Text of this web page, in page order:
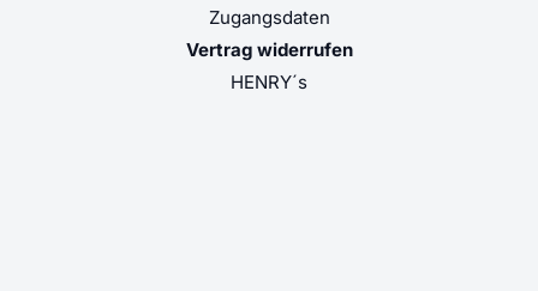
Zugangsdaten
Vertrag widerrufen
HENRY´s